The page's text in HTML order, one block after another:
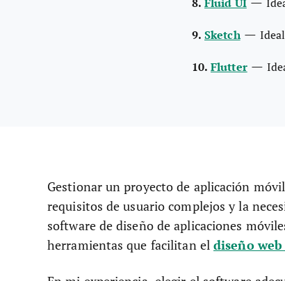
9. Sketch —
10. Flutter —
Gestionar un proyecto de aplicación
requisitos de usuario complejos y la
software de diseño de aplicaciones
herramientas que facilitan eldiseño